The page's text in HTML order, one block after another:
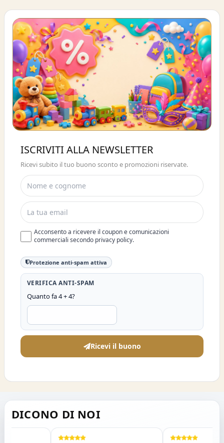
ISCRIVITI E OTTIENI SUBITO UNO
SCONTO DEL 10%
ISCRIVITI ALLA NEWSLETTER
Ricevi subito il tuo buono sconto e promozioni riservate.
Acconsento a ricevere il coupon e comunicazioni
commerciali secondo privacy policy.
Protezione anti-spam attiva
VERIFICA ANTI-SPAM
Quanto fa 4 + 4?
Ricevi il buono
DICONO DI NOI